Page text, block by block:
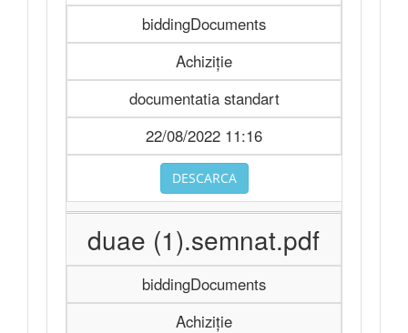
biddingDocuments
Achiziție
documentatia standart
22/08/2022 11:16
DESCARCA
duae (1).semnat.pdf
biddingDocuments
Achiziție